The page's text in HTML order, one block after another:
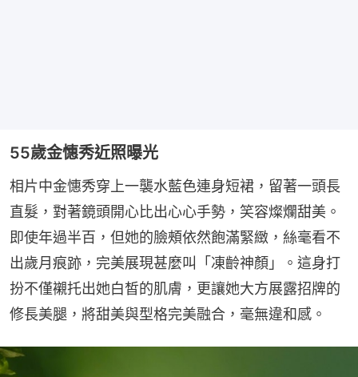
55歲金憓秀近照曝光
相片中金憓秀穿上一襲水藍色連身短裙，留著一頭長
直髮，對著鏡頭開心比出心心手勢，笑容燦爛甜美。
即使年過半百，但她的臉頰依然飽滿緊緻，絲毫看不
出歲月痕跡，完美展現甚麼叫「凍齡神顏」。這身打
扮不僅襯托出她白皙的肌膚，更讓她大方展露招牌的
修長美腿，將甜美與型格完美融合，毫無違和感。